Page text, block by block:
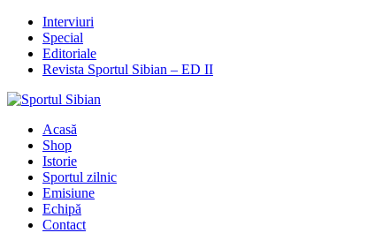
Interviuri
Special
Editoriale
Revista Sportul Sibian – ED II
Acasă
Shop
Istorie
Sportul zilnic
Emisiune
Echipă
Contact